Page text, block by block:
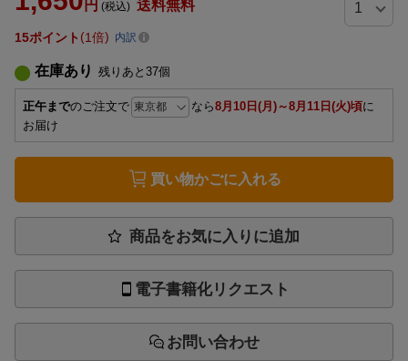
円 (税込) 送料無料
15ポイント 1倍 内訳
在庫あり 残りあと 37個
正午までのご注文で なら8月10日(月)～8月11日(火)頃に
お届け
買い物かごに入れる
商品をお気に入りに追加
電子書籍化リクエスト
お問い合わせ